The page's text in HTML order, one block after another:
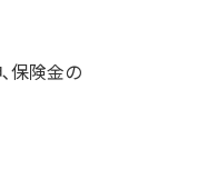
保険金の